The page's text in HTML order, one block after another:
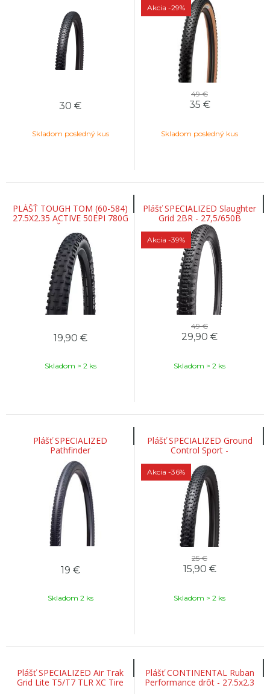
30 €
Skladom posledný kus
Akcia -29%
49 €
35 €
Skladom posledný kus
PLÁŠŤ TOUGH TOM (60-584)
27.5X2.35 ACTIVE 50EPI 780G
ČIERNY
19,90 €
Skladom > 2 ks
Plášť SPECIALIZED Slaughter
Grid 2BR - 27,5/650B
Akcia -39%
49 €
29,90 €
Skladom > 2 ks
Plášť SPECIALIZED
Pathfinder
19 €
Skladom 2 ks
Plášť SPECIALIZED Ground
Control Sport -
26/27,5/650B/29
Akcia -36%
25 €
15,90 €
Skladom > 2 ks
Plášť SPECIALIZED Air Trak
Grid Lite T5/T7 TLR XC Tire
Plášť CONTINENTAL Ruban
Performance drôt - 27.5x2.3